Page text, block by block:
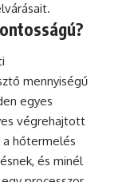
mennyiségű
egyes
végrehajtott
a hőtermelés
és minél